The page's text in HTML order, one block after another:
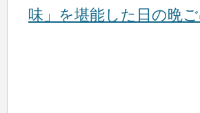
味」を堪能した日の晩ご